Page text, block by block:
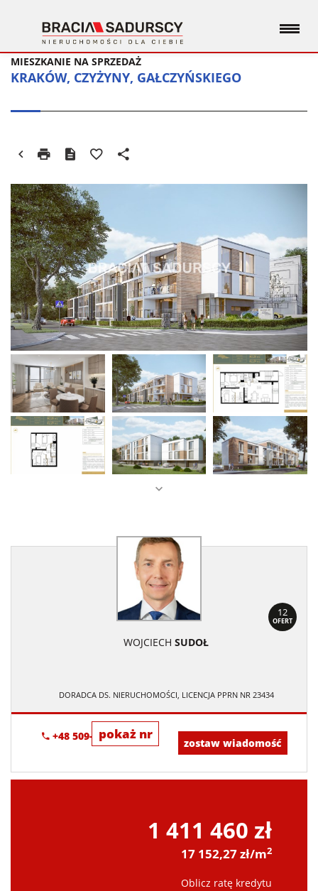
KRAKÓW, CZYŻYNY, GAŁCZYŃSKIEGO
MIESZKANIE NA SPRZEDAŻ
12
OFERT
WOJCIECH SUDOŁ
DORADCA DS. NIERUCHOMOŚCI, LICENCJA PPRN NR 23434
pokaż nr
+48 509-907-533
zostaw wiadomość
1 411 460 zł
17 152,27 zł/m2
Oblicz ratę kredytu